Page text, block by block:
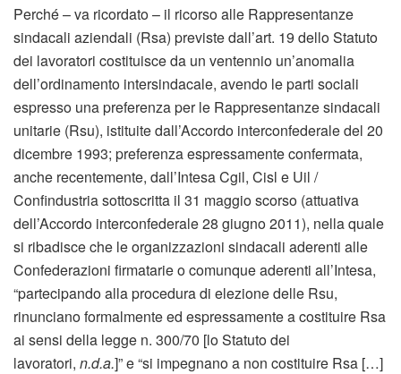
Perché – va ricordato – il ricorso alle Rappresentanze
sindacali aziendali (Rsa) previste dall’art. 19 dello Statuto
dei lavoratori costituisce da un ventennio un’anomalia
dell’ordinamento intersindacale, avendo le parti sociali
espresso una preferenza per le Rappresentanze sindacali
unitarie (Rsu), istituite dall’Accordo interconfederale del 20
dicembre 1993; preferenza espressamente confermata,
anche recentemente, dall’Intesa Cgil, Cisl e Uil /
Confindustria sottoscritta il 31 maggio scorso (attuativa
dell’Accordo interconfederale 28 giugno 2011), nella quale
si ribadisce che le organizzazioni sindacali aderenti alle
Confederazioni firmatarie o comunque aderenti all’Intesa,
“partecipando alla procedura di elezione delle Rsu,
rinunciano formalmente ed espressamente a costituire Rsa
ai sensi della legge n. 300/70 [lo Statuto dei
lavoratori, n.d.a.]” e “si impegnano a non costituire Rsa […]